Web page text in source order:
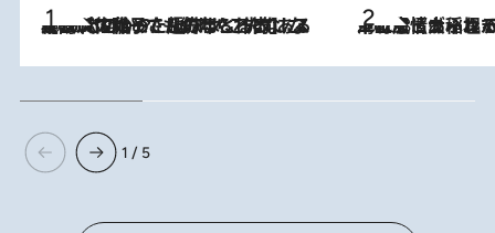
2026.8.5
【阿川佐和子さんの年とる力】なぜ70代で始めた趣味は“こんなに楽しい”のか？ ピアノ、俳句…スランプに陥っても続けられる“ある秘訣”とは 2026.8.5
下町風情あふれる台北屈指の人気エリア・大稲埕でセンスのいい台湾土産《ヴ
1 / 5